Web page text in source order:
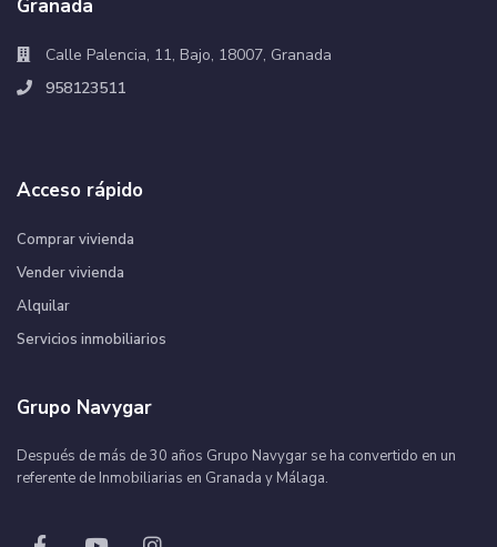
Granada
Calle Palencia, 11, Bajo, 18007, Granada
958123511
Acceso rápido
Comprar vivienda
Vender vivienda
Alquilar
Servicios inmobiliarios
Grupo Navygar
Después de más de 30 años Grupo Navygar se ha convertido en un
referente de Inmobiliarias en Granada y Málaga.